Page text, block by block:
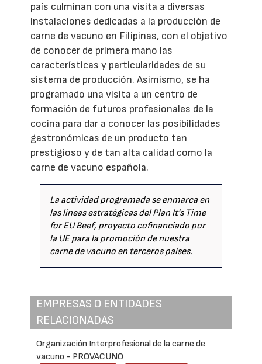
país culminan con una visita a diversas
instalaciones dedicadas a la producción de
carne de vacuno en Filipinas, con el objetivo
de conocer de primera mano las
características y particularidades de su
sistema de producción. Asimismo, se ha
programado una visita a un centro de
formación de futuros profesionales de la
cocina para dar a conocer las posibilidades
gastronómicas de un producto tan
prestigioso y de tan alta calidad como la
carne de vacuno española.
La actividad programada se enmarca en
las líneas estratégicas del Plan It's Time
for EU Beef, proyecto cofinanciado por
la UE para la promoción de nuestra
carne de vacuno en terceros países.
EMPRESAS O ENTIDADES
RELACIONADAS
Organización Interprofesional de la carne de
vacuno - PROVACUNO